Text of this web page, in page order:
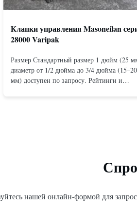
Клапки управления Masoneilan
28000 Varipak
Размер Стандартный размер 1 дюйм (25
диаметр от 1/2 дюйма до 3/4 дюйма (15–20
мм) доступен по запросу. Рейтинги и
нашей онлайн-формой для